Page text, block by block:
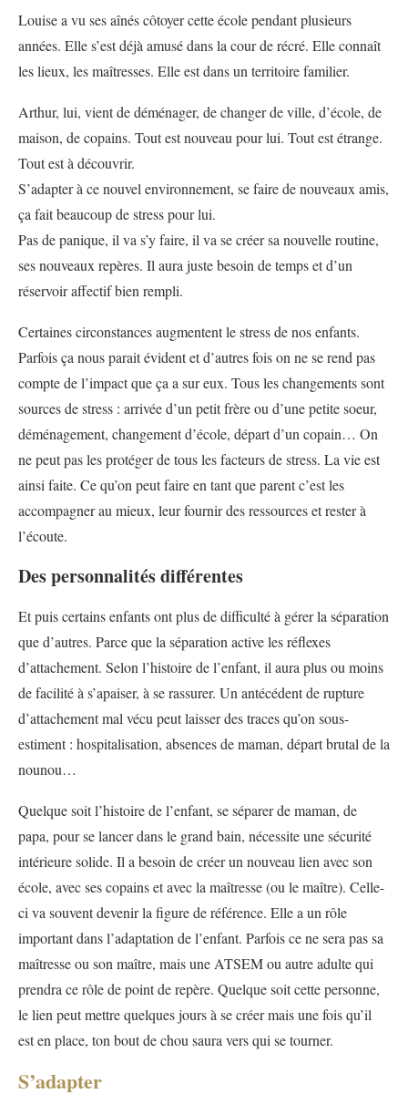
Louise a vu ses aînés côtoyer cette école pendant plusieurs
années. Elle s’est déjà amusé dans la cour de récré. Elle connaît
les lieux, les maîtresses. Elle est dans un territoire familier.
Arthur, lui, vient de déménager, de changer de ville, d’école, de
maison, de copains. Tout est nouveau pour lui. Tout est étrange.
Tout est à découvrir.
S’adapter à ce nouvel environnement, se faire de nouveaux amis,
ça fait beaucoup de stress pour lui.
Pas de panique, il va s’y faire, il va se créer sa nouvelle routine,
ses nouveaux repères. Il aura juste besoin de temps et d’un
réservoir affectif bien rempli.
Certaines circonstances augmentent le stress de nos enfants.
Parfois ça nous parait évident et d’autres fois on ne se rend pas
compte de l’impact que ça a sur eux. Tous les changements sont
sources de stress : arrivée d’un petit frère ou d’une petite soeur,
déménagement, changement d’école, départ d’un copain… On
ne peut pas les protéger de tous les facteurs de stress. La vie est
ainsi faite. Ce qu’on peut faire en tant que parent c’est les
accompagner au mieux, leur fournir des ressources et rester à
l’écoute.
Des personnalités différentes
Et puis certains enfants ont plus de difficulté à gérer la séparation
que d’autres. Parce que la séparation active les réflexes
d’attachement. Selon l’histoire de l’enfant, il aura plus ou moins
de facilité à s’apaiser, à se rassurer. Un antécédent de rupture
d’attachement mal vécu peut laisser des traces qu’on sous-
estiment : hospitalisation, absences de maman, départ brutal de la
nounou…
Quelque soit l’histoire de l’enfant, se séparer de maman, de
papa, pour se lancer dans le grand bain, nécessite une sécurité
intérieure solide. Il a besoin de créer un nouveau lien avec son
école, avec ses copains et avec la maîtresse (ou le maître). Celle-
ci va souvent devenir la figure de référence. Elle a un rôle
important dans l’adaptation de l’enfant. Parfois ce ne sera pas sa
maîtresse ou son maître, mais une ATSEM ou autre adulte qui
prendra ce rôle de point de repère. Quelque soit cette personne,
le lien peut mettre quelques jours à se créer mais une fois qu’il
est en place, ton bout de chou saura vers qui se tourner.
S’adapter